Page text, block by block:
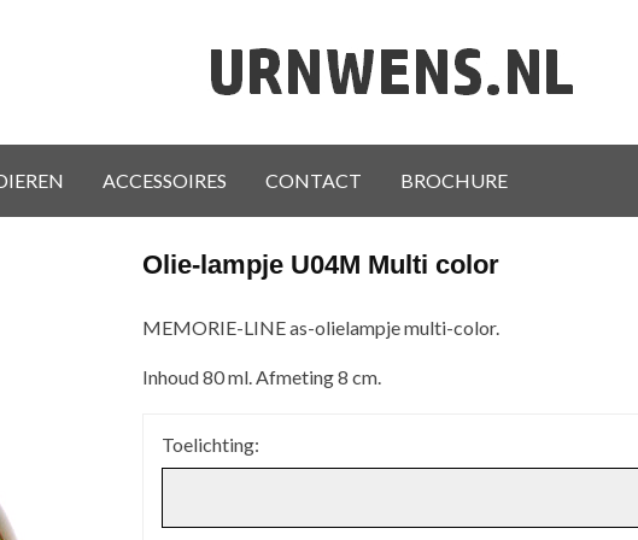
ACCESSOIRES CONTACT BROCHURE
Olie-lampje U04M Multi color
MEMORIE-LINE as-olielampje multi-color.
Inhoud 80 ml. Afmeting 8 cm.
Toelichting: